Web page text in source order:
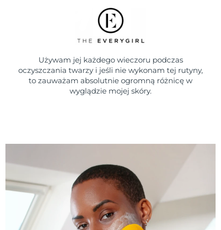
Używam jej każdego wieczoru podczas
oczyszczania twarzy i jeśli nie wykonam tej rutyny,
to zauważam absolutnie ogromną różnicę w
wyglądzie mojej skóry.